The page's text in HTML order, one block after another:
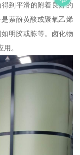
到平滑的附着良好的
萘酚黄酸或聚氧乙烯
明胶或胨等。卤化物
。